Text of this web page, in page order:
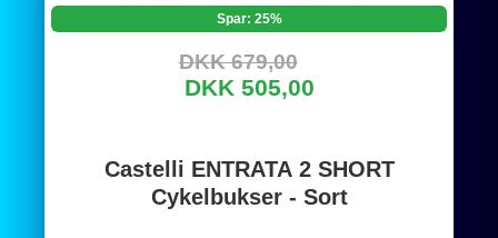
Spar: 25%
DKK 679,00
DKK 505,00
Castelli ENTRATA 2 SHORT
Cykelbukser - Sort